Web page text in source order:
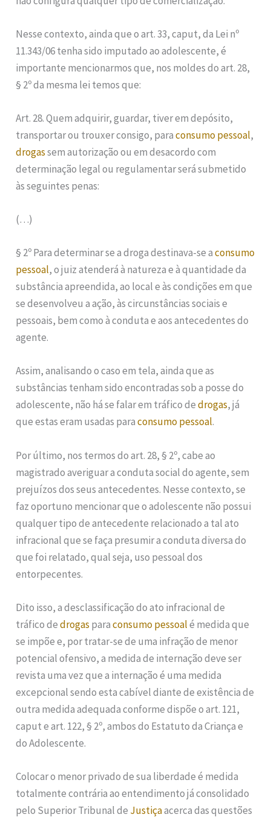
Nesse contexto, ainda que o art. 33, caput, da Lei nº
11.343/06 tenha sido imputado ao adolescente, é
importante mencionarmos que, nos moldes do art. 28,
§ 2º da mesma lei temos que:
Art. 28. Quem adquirir, guardar, tiver em depósito,
transportar ou trouxer consigo, paraconsumo pessoal,
drogassem autorização ou em desacordo com
determinação legal ou regulamentar será submetido
às seguintes penas:
(…)
§ 2º Para determinar se a droga destinava-se aconsumo
pessoal, o juiz atenderá à natureza e à quantidade da
substância apreendida, ao local e às condições em que
se desenvolveu a ação, às circunstâncias sociais e
pessoais, bem como à conduta e aos antecedentes do
agente.
Assim, analisando o caso em tela, ainda que as
substâncias tenham sido encontradas sob a posse do
adolescente, não há se falar em tráfico dedrogas, já
que estas eram usadas paraconsumo pessoal.
Por último, nos termos do art. 28, § 2º, cabe ao
magistrado averiguar a conduta social do agente, sem
prejuízos dos seus antecedentes. Nesse contexto, se
faz oportuno mencionar que o adolescente não possui
qualquer tipo de antecedente relacionado a tal ato
infracional que se faça presumir a conduta diversa do
que foi relatado, qual seja, uso pessoal dos
entorpecentes.
Dito isso, a desclassificação do ato infracional de
tráfico dedrogas paraconsumo pessoalé medida que
se impõe e, por tratar-se de uma infração de menor
potencial ofensivo, a medida de internação deve ser
revista uma vez que a internação é uma medida
excepcional sendo esta cabível diante de existência de
outra medida adequada conforme dispõe o art. 121,
caput e art. 122, § 2º, ambos do Estatuto da Criança e
do Adolescente.
Colocar o menor privado de sua liberdade é medida
totalmente contrária ao entendimento já consolidado
pelo Superior Tribunal de Justiçaacerca das questões